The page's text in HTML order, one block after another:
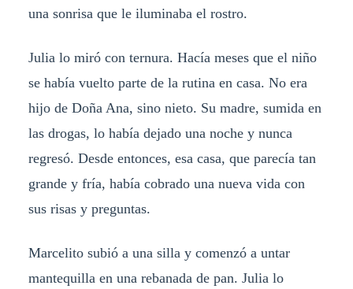
una sonrisa que le iluminaba el rostro.
Julia lo miró con ternura. Hacía meses que el niño
se había vuelto parte de la rutina en casa. No era
hijo de Doña Ana, sino nieto. Su madre, sumida en
las drogas, lo había dejado una noche y nunca
regresó. Desde entonces, esa casa, que parecía tan
grande y fría, había cobrado una nueva vida con
sus risas y preguntas.
Marcelito subió a una silla y comenzó a untar
mantequilla en una rebanada de pan. Julia lo